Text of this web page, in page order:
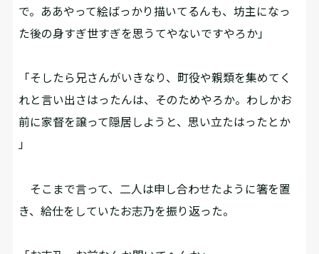
で。ああやって絵ばっかり描いてるんも、坊主になっ
た後の身すぎ世すぎを思うてやないですやろか」
「そしたら兄さんがいきなり、町役や親類を集めてく
れと言い出さはったんは、そのためやろか。わしかお
前に家督を譲って隠居しようと、思い立たはったとか
――」
そこまで言って、二人は申し合わせたように箸を置
き、給仕をしていたお志乃を振り返った。